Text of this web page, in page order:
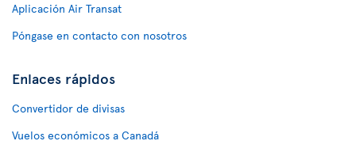
Aplicación Air Transat
Póngase en contacto con nosotros
Enlaces rápidos
Convertidor de divisas
Vuelos económicos a Canadá